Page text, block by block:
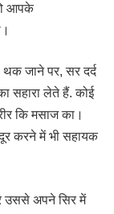
आपके
जाने पर, सर दर्द
सहारा लेते हैं. कोई
कि मसाज का।
करने में भी सहायक
अपने सिर में